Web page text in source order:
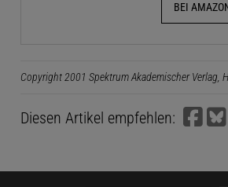
BEI
Copyright 2001 Spektrum Akademischer Verlag,
Diesen Artikel empfehlen: